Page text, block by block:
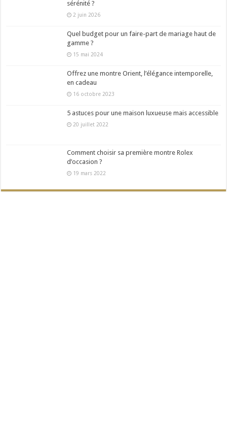
sérénité ?
2 juin 2026
Quel budget pour un faire-part de mariage haut de
gamme ?
15 mai 2024
Offrez une montre Orient, l’élégance intemporelle,
en cadeau
16 octobre 2023
5 astuces pour une maison luxueuse mais accessible
20 juillet 2022
Comment choisir sa première montre Rolex
d’occasion ?
19 mars 2022